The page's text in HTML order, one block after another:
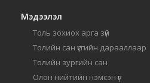
Мэдээлэл
Толь зохиох арга зүй
Толийн сан үсгийн дарааллаар
Толийн зургийн сан
Олон нийтийн нэмсэн үг